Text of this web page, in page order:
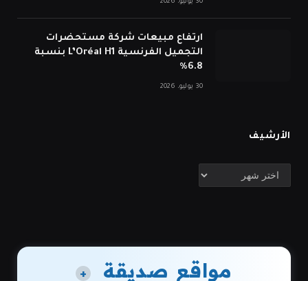
30 يوليو، 2026
ارتفاع مبيعات شركة مستحضرات
التجميل الفرنسية L’Oréal H1 بنسبة
6.8%
30 يوليو، 2026
الأرشيف
الأرشيف
مواقع صديقة +